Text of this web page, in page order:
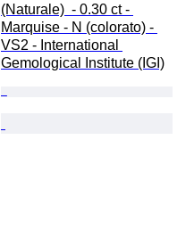
(Naturale)  - 0.30 ct -
Marquise - N (colorato) -
VS2 - International
Gemological Institute (IGI)